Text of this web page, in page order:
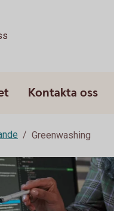
Kontakta oss
Greenwashing